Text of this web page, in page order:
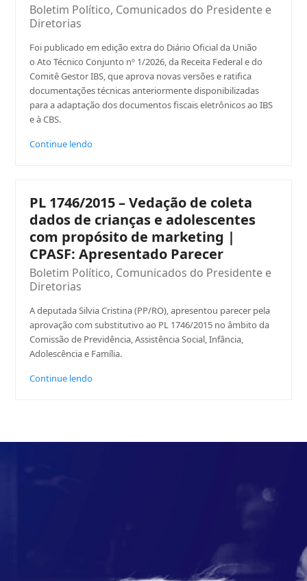
Boletim Político, Comunicados do Presidente e
Diretorias
Foi publicado em edição extra do Diário Oficial da União
o Ato Técnico Conjunto nº 1/2026, da Receita Federal e do
Comitê Gestor IBS, que aprova novas versões e ratifica
documentações técnicas anteriormente disponibilizadas
para a adaptação dos documentos fiscais eletrônicos ao IBS
e à CBS.
Continue lendo
PL 1746/2015 – Vedação de coleta
dados de crianças e adolescentes
com propósito de marketing |
CPASF: Apresentado Parecer
Boletim Político, Comunicados do Presidente e
Diretorias
A deputada Silvia Cristina (PP/RO), apresentou parecer pela
aprovação com substitutivo ao PL 1746/2015 no âmbito da
Comissão de Previdência, Assistência Social, Infância,
Adolescência e Família.
Continue lendo